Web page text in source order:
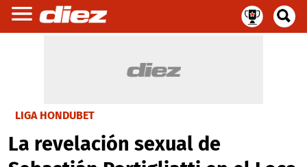
LIGA HONDUBET
La revelación sexual de